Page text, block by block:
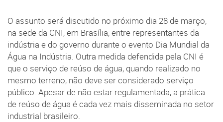
O assunto será discutido no próximo dia 28 de março,
na sede da CNI, em Brasília, entre representantes da
indústria e do governo durante o evento Dia Mundial da
Água na Indústria. Outra medida defendida pela CNI é
que o serviço de reúso de água, quando realizado no
mesmo terreno, não deve ser considerado serviço
público. Apesar de não estar regulamentada, a prática
de reúso de água é cada vez mais disseminada no setor
industrial brasileiro.